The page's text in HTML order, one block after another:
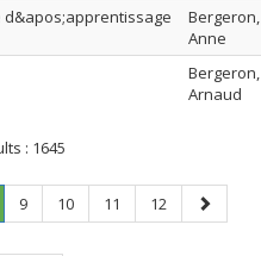
d&apos;apprentissage
Bergeron,
Anne
Bergeron,
Arnaud
: 1645
Page
9 Page
10 Page
11 Page
12
Next
page